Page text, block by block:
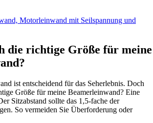
die richtige Größe für meine
ist entscheidend für das Seherlebnis. Doch
Größe für meine Beamerleinwand? Eine
Sitzabstand sollte das 1,5-fache der
So vermeiden Sie Überforderung oder